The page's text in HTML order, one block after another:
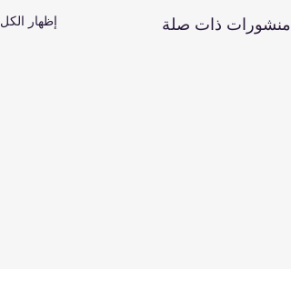
منشورات ذات صلة إظهار الكل